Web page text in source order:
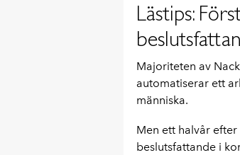
Lästips:
Majoriteten av
automatiserar ett
människa.
Men ett halvår
beslutsfattande i